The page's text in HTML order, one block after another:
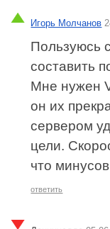
Игорь Молчанов
Пользуюсь
составить
Мне нужен
он их
сервером
цели.
что
ответить